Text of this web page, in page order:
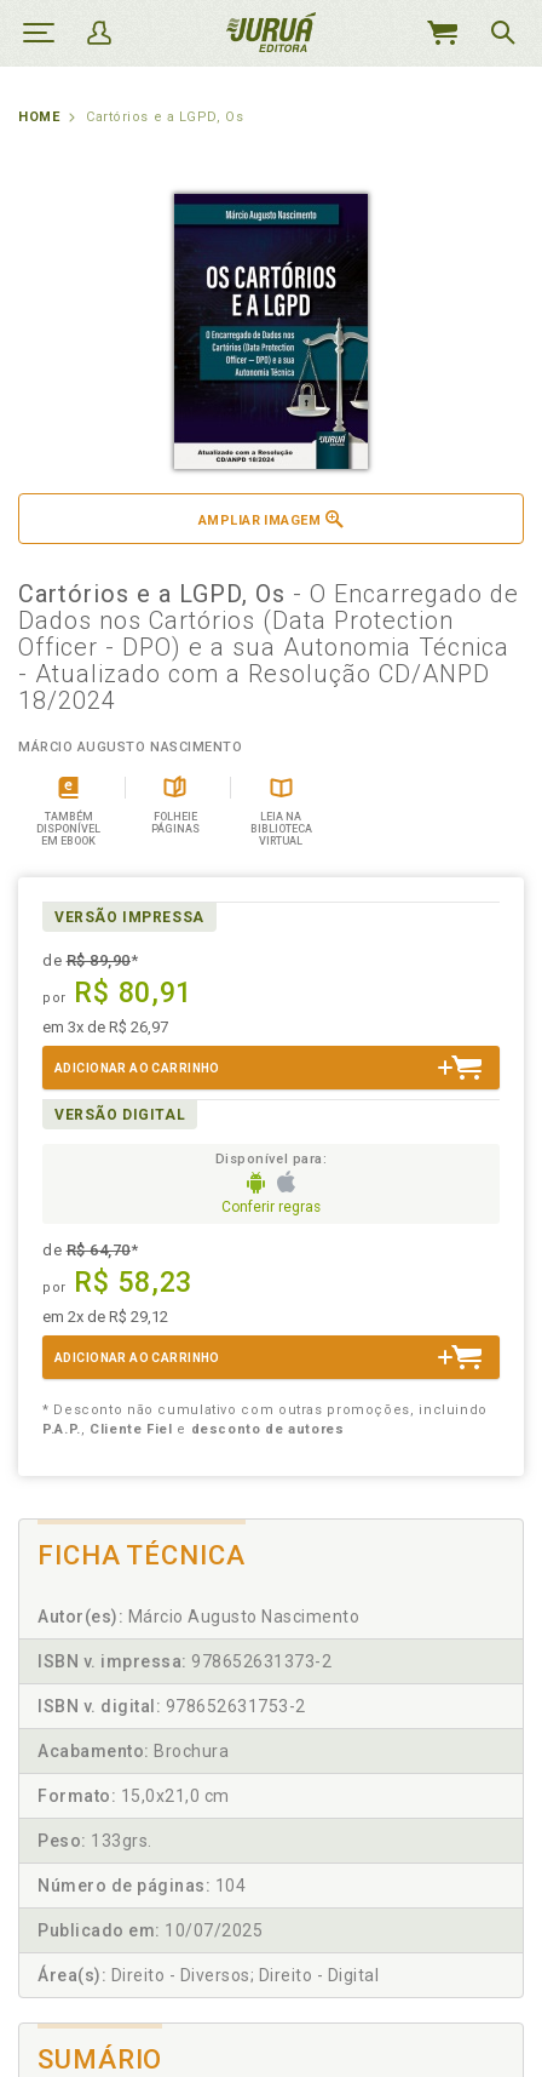
MEU
HOME Cartórios e a LGPD, Os
AMPLIAR IMAGEM
Cartórios e a LGPD, Os - O Encarregado de
Dados nos Cartórios (Data Protection
Officer - DPO) e a sua Autonomia Técnica
- Atualizado com a Resolução CD/ANPD
18/2024
MÁRCIO AUGUSTO NASCIMENTO
TAMBÉM
DISPONÍVEL
EM EBOOK
FOLHEIE
PÁGINAS
LEIA NA
BIBLIOTECA
VIRTUAL
VERSÃO IMPRESSA
deR$ 89,90*
por R$ 80,91
em 3x de R$ 26,97
ADICIONAR AO CARRINHO
VERSÃO DIGITAL
Disponível para:
Conferir regras
deR$ 64,70*
por R$ 58,23
em 2x de R$ 29,12
ADICIONAR AO CARRINHO
* Desconto não cumulativo com outras promoções, incluindo
P.A.P., Cliente Fiel e desconto de autores
FICHA TÉCNICA
Autor(es): Márcio Augusto Nascimento
ISBN v. impressa: 978652631373-2
ISBN v. digital: 978652631753-2
Acabamento: Brochura
Formato: 15,0x21,0 cm
Peso: 133grs.
Número de páginas: 104
Publicado em: 10/07/2025
Área(s): Direito - Diversos; Direito - Digital
SUMÁRIO